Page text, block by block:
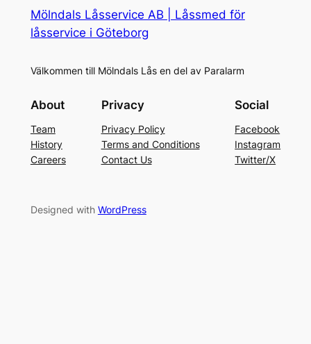
Mölndals Låsservice AB | Låssmed för
låsservice i Göteborg
Välkommen till Mölndals Lås en del av Paralarm
About
Team
History
Careers
Privacy
Privacy Policy
Terms and Conditions
Contact Us
Social
Facebook
Instagram
Twitter/X
Designed with WordPress